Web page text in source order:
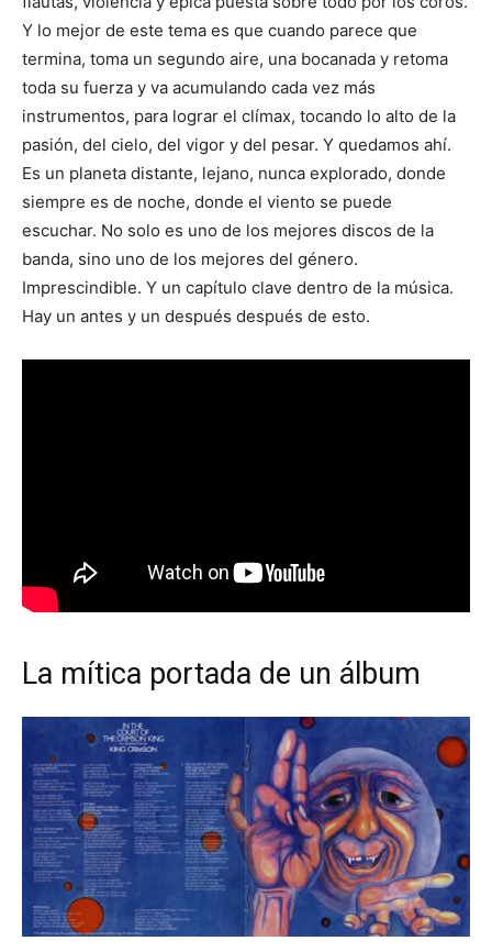
Y lo mejor de este tema es que cuando parece que
termina, toma un segundo aire, una bocanada y retoma
toda su fuerza y va acumulando cada vez más
instrumentos, para lograr el clímax, tocando lo alto de la
pasión, del cielo, del vigor y del pesar. Y quedamos ahí.
Es un planeta distante, lejano, nunca explorado, donde
siempre es de noche, donde el viento se puede
escuchar. No solo es uno de los mejores discos de la
banda, sino uno de los mejores del género.
Imprescindible. Y un capítulo clave dentro de la música.
Hay un antes y un después después de esto.
La mítica portada de un álbum